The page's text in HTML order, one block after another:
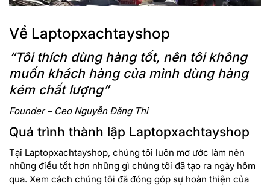
Về Laptopxachtayshop
“Tôi thích dùng hàng tốt, nên tôi không
muốn khách hàng của mình dùng hàng
kém chất lượng”
Founder – Ceo Nguyễn Đăng Thi
Quá trình thành lập Laptopxachtayshop
Tại Laptopxachtayshop, chúng tôi luôn mơ ước làm nên
những điều tốt hơn những gì chúng tôi đã tạo ra ngày hôm
qua. Xem cách chúng tôi đã đóng góp sự hoàn thiện của